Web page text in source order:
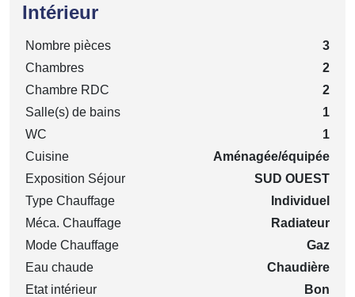
Intérieur
Nombre pièces
3
Chambres
2
Chambre RDC
2
Salle(s) de bains
1
WC
1
Cuisine
Aménagée/équipée
Exposition Séjour
SUD OUEST
Type Chauffage
Individuel
Méca. Chauffage
Radiateur
Mode Chauffage
Gaz
Eau chaude
Chaudière
Etat intérieur
Bon